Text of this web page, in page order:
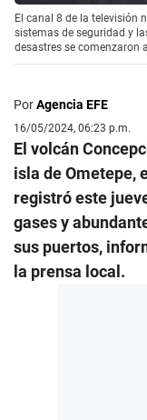
El canal 8 de la televisión
sistemas de seguridad y
desastres se comenzaron
PorAgencia EFE
16/05/2024, 06:23 p.m.
El volcán
isla de Ometepe,
registró este
gases y
sus puertos,
la prensa local.